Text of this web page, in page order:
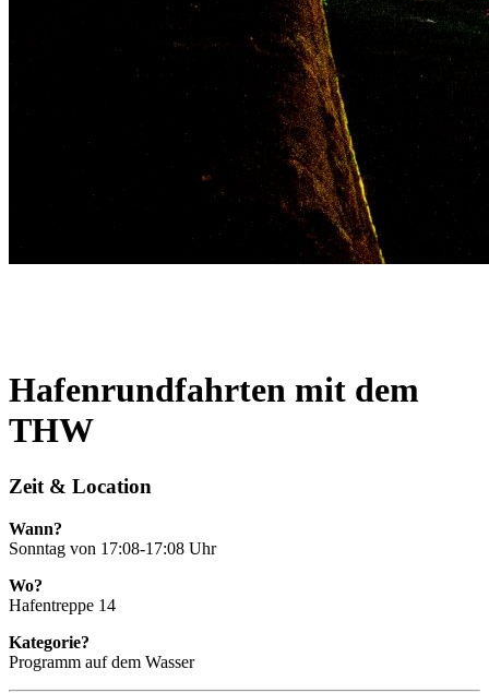
Hafenrundfahrten mit dem
THW
Zeit & Location
Wann?
Sonntag von 17:08‐17:08 Uhr
Wo?
Hafentreppe 14
Kategorie?
Programm auf dem Wasser